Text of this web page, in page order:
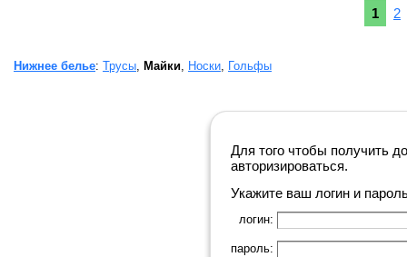
1 2
Нижнее белье: Трусы Майки Носки Гольфы
Для того чтобы получить
авторизироваться.
Укажите ваш логин и
логин:
пароль: